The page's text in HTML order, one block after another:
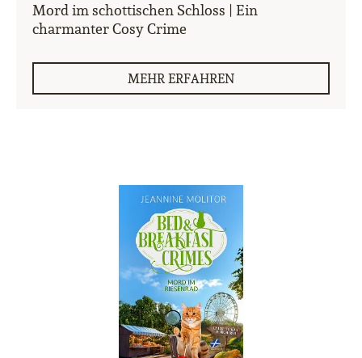
Mord im schottischen Schloss | Ein
charmanter Cosy Crime
MEHR ERFAHREN